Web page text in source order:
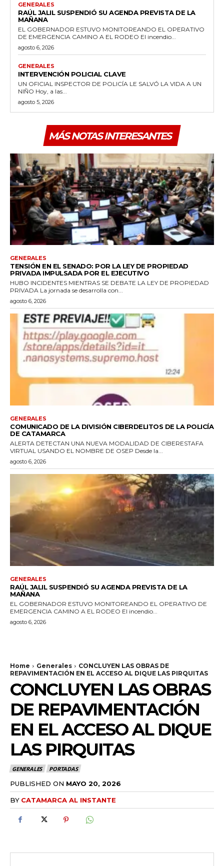
GENERALES
RAÚL JALIL SUSPENDIÓ SU AGENDA PREVISTA DE LA
MAÑANA
EL GOBERNADOR ESTUVO MONITOREANDO EL OPERATIVO
DE EMERGENCIA CAMINO A EL RODEO El incendio...
agosto 6, 2026
GENERALES
INTERVENCIÓN POLICIAL CLAVE
UN OFICIAL INSPECTOR DE POLICÍA LE SALVÓ LA VIDA A UN
NIÑO Hoy, a las...
agosto 5, 2026
MÁS NOTAS INTERESANTES
GENERALES
TENSIÓN EN EL SENADO: POR LA LEY DE PROPIEDAD
PRIVADA IMPULSADA POR EL EJECUTIVO
HUBO INCIDENTES MIENTRAS SE DEBATE LA LEY DE PROPIEDAD
PRIVADA La jornada se desarrolla con...
agosto 6, 2026
GENERALES
COMUNICADO DE LA DIVISIÓN CIBERDELITOS DE LA POLICÍA
DE CATAMARCA
ALERTA DETECTAN UNA NUEVA MODALIDAD DE CIBERESTAFA
VIRTUAL USANDO EL NOMBRE DE OSEP Desde la...
agosto 6, 2026
GENERALES
RAÚL JALIL SUSPENDIÓ SU AGENDA PREVISTA DE LA
MAÑANA
EL GOBERNADOR ESTUVO MONITOREANDO EL OPERATIVO DE
EMERGENCIA CAMINO A EL RODEO El incendio...
agosto 6, 2026